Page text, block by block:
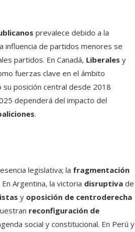
prevalece debido a la
influencia de partidos menores se
partidos. En Canadá, Liberales y
fuerzas clave en el ámbito
su posición central desde 2018
dependerá del impacto del
.
legislativa; la fragmentación
Argentina, la victoria disruptiva de
y oposición de centroderecha
reconfiguración de
social y constitucional. En Perú y